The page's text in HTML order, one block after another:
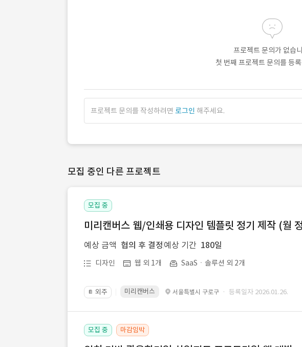
프로젝트 문의가 없습
첫 번째 프로젝트 문의를 등
프로젝트 문의를 작성하려면 로그인 해주세요.
모집 중인 다른 프로젝트
모집 중
미리캔버스 웹/인쇄용 디자인 템플릿 정기 제작 (월
예상 금액 협의 후 결정 예상 기간 180일
디자인 웹 외 1개 SaaSㆍ솔루션 외 2개
📔 외주 미리캔버스 서울특별시 구로구 · 등록일자 2026.01.26.
모집 중 마감임박